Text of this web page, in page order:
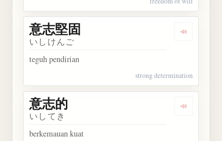
Dengarkan
意志堅固
いしけんご
teguh pendirian
strong determination
Dengarkan
意志的
いしてき
berkemauan kuat